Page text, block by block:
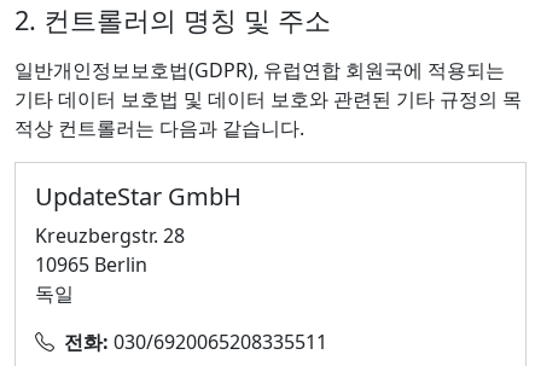
2. 컨트롤러의 명칭 및 주소
일반개인정보보호법(GDPR), 유럽연합 회원국에 적용되는
기타 데이터 보호법 및 데이터 보호와 관련된 기타 규정의 목
적상 컨트롤러는 다음과 같습니다.
UpdateStar GmbH
Kreuzbergstr. 28
10965 Berlin
독일
전화: 030/6920065208335511